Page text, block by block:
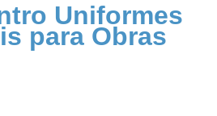
Uniformes
para Obras